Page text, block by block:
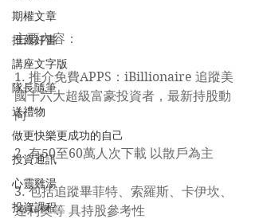
期權文章
推薦好書
講座文字版
隊長隨筆
送禮物
做更快樂更成功的自己
投資通訊
心靈雞湯
投資課程
主要內容：
1. 推介免費APPS：iBillionaire 追蹤美
國十六大超級富豪投資者，最新持股動
向
2. 有50至60萬人次下載 以散戶為主
3. 包括追蹤畢菲特、索羅斯、卡伊坎、
達利奧等 具持股參考性